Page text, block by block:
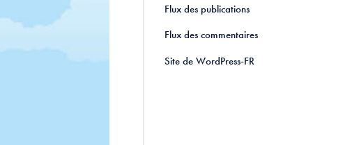
Flux des publications
Flux des commentaires
Site de WordPress-FR